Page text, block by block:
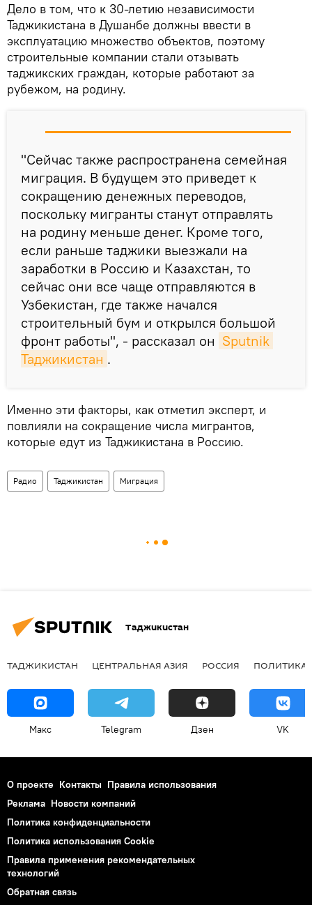
Дело в том, что к 30-летию независимости
Таджикистана в Душанбе должны ввести в
эксплуатацию множество объектов, поэтому
строительные компании стали отзывать
таджикских граждан, которые работают за
рубежом, на родину.
"Сейчас также распространена семейная
миграция. В будущем это приведет к
сокращению денежных переводов,
поскольку мигранты станут отправлять
на родину меньше денег. Кроме того,
если раньше таджики выезжали на
заработки в Россию и Казахстан, то
сейчас они все чаще отправляются в
Узбекистан, где также начался
строительный бум и открылся большой
фронт работы", - рассказал он Sputnik
Таджикистан .
Именно эти факторы, как отметил эксперт, и
повлияли на сокращение числа мигрантов,
которые едут из Таджикистана в Россию.
Радио Таджикистан Миграция
Таджикистан
ТАДЖИКИСТАН ЦЕНТРАЛЬНАЯ АЗИЯ РОССИЯ ПОЛИТИКА
Макс Telegram Дзен VK
О проекте Контакты Правила использования
Реклама Новости компаний
Политика конфиденциальности
Политика использования Cookie
Правила применения рекомендательных
технологий
Обратная связь